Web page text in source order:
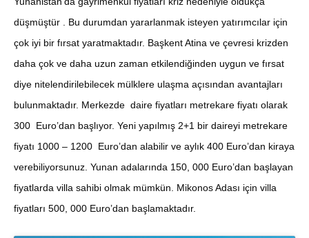
düşmüştür . Bu durumdan yararlanmak isteyen yatırımcılar için
çok iyi bir fırsat yaratmaktadır. Başkent Atina ve çevresi krizden
daha çok ve daha uzun zaman etkilendiğinden uygun ve fırsat
diye nitelendirilebilecek mülklere ulaşma açısından avantajları
bulunmaktadır. Merkezde daire fiyatları metrekare fiyatı olarak
300 Euro’dan başlıyor. Yeni yapılmış 2+1 bir daireyi metrekare
fiyatı 1000 – 1200 Euro’dan alabilir ve aylık 400 Euro’dan kiraya
verebiliyorsunuz. Yunan adalarında 150, 000 Euro’dan başlayan
fiyatlarda villa sahibi olmak mümkün. Mikonos Adası için villa
fiyatları 500, 000 Euro’dan başlamaktadır.